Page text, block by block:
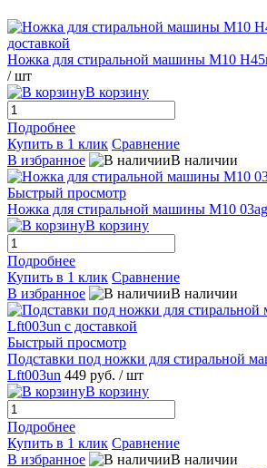
Ножка для стиральной машины M10
/ шт
В корзину
Подробнее
Купить в 1 клик Сравнение
В избранное
В наличии
Быстрый просмотр
Ножка для стиральной машины M10
В корзину
Подробнее
Купить в 1 клик Сравнение
В избранное
В наличии
Быстрый просмотр
Подставки под ножки для стиральной
Lft003un 449 руб. / шт
В корзину
Подробнее
Купить в 1 клик Сравнение
В избранное
В наличии